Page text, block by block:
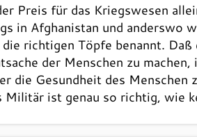
Preis für das Kriegswesen
in Afghanistan und anderswo
richtigen Töpfe benannt.
der Menschen zu
die Gesundheit des Menschen
Militär ist genau so richtig, wie